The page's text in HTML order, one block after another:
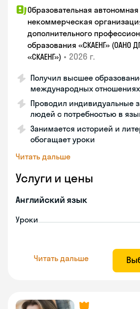
Образовательная автономная
некоммерческая
дополнительного
образования «СКАЕНГ» (ОАНО
«СКАЕНГ») • 2026 г.
Получил высшее
международных
Проводил индивидуальные
людей с потребностью в
Занимается историей и
обогащает уроки
Читать дальше
Услуги и цены
Английский язык
Уроки
Читать дальше